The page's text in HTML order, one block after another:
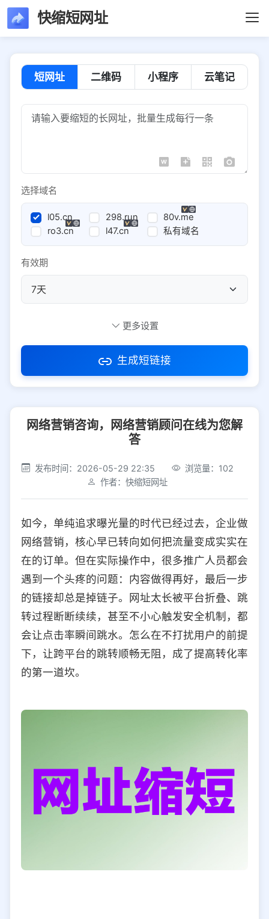
快缩短网址
短网址 二维码 小程序 云笔记
选择域名
l05.cn 298.run
80v.me
ro3.cn
l47.cn 私有域名
有效期
访问密码
社交平台 电商平台
选择防红平台类型，避免链接被拦截
平台设置
iOS Android PC 其他
选择允许访问的平台类型
更多设置
生成短链接
网络营销咨询，网络营销顾问在线为您解
答
发布时间：2026-05-29 22:35
浏览量：102
作者：快缩短网址
如今，单纯追求曝光量的时代已经过去，企业做
网络营销，核心早已转向如何把流量变成实实在
在的订单。但在实际操作中，很多推广人员都会
遇到一个头疼的问题：内容做得再好，最后一步
的链接却总是掉链子。网址太长被平台折叠、跳
转过程断断续续，甚至不小心触发安全机制，都
会让点击率瞬间跳水。怎么在不打扰用户的前提
下，让跨平台的跳转顺畅无阻，成了提高转化率
的第一道坎。